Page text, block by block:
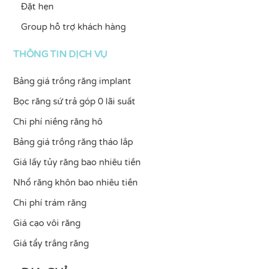
Đặt hẹn
Group hỗ trợ khách hàng
THÔNG TIN DỊCH VỤ
Bảng giá trồng răng implant
Bọc răng sứ trả góp 0 lãi suất
Chi phí niềng răng hô
Bảng giá trồng răng tháo lắp
Giá lấy tủy răng bao nhiêu tiền
Nhổ răng khôn bao nhiêu tiền
Chi phí trám răng
Giá cạo vôi răng
Giá tẩy trắng răng